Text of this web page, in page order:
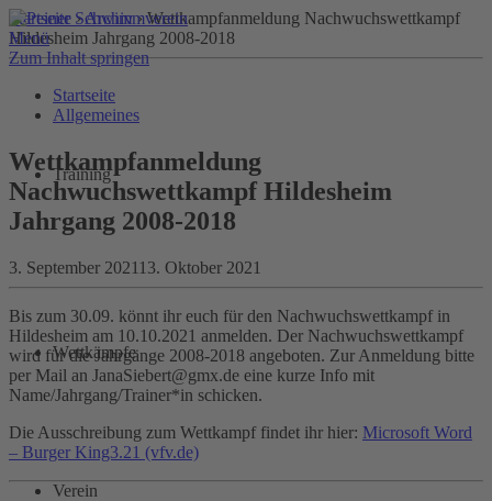
Menü
Zum Inhalt springen
Startseite
Allgemeines
Training
Wettkämpfe
Verein
Startseite ›Archiv› Wettkampfanmeldung Nachwuchswettkampf
Hildesheim Jahrgang 2008-2018
Wettkampfanmeldung
Nachwuchswettkampf Hildesheim
Jahrgang 2008-2018
3. September 2021 13. Oktober 2021
Bis zum 30.09. könnt ihr euch für den Nachwuchswettkampf in
Hildesheim am 10.10.2021 anmelden. Der Nachwuchswettkampf
wird für die Jahrgänge 2008-2018 angeboten. Zur Anmeldung bitte
per Mail an JanaSiebert@gmx.de eine kurze Info mit
Name/Jahrgang/Trainer*in schicken.
Die Ausschreibung zum Wettkampf findet ihr hier: Microsoft Word
– Burger King3.21 (vfv.de)